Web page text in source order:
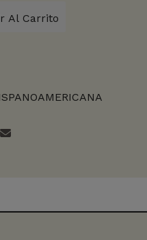
Al Carrito